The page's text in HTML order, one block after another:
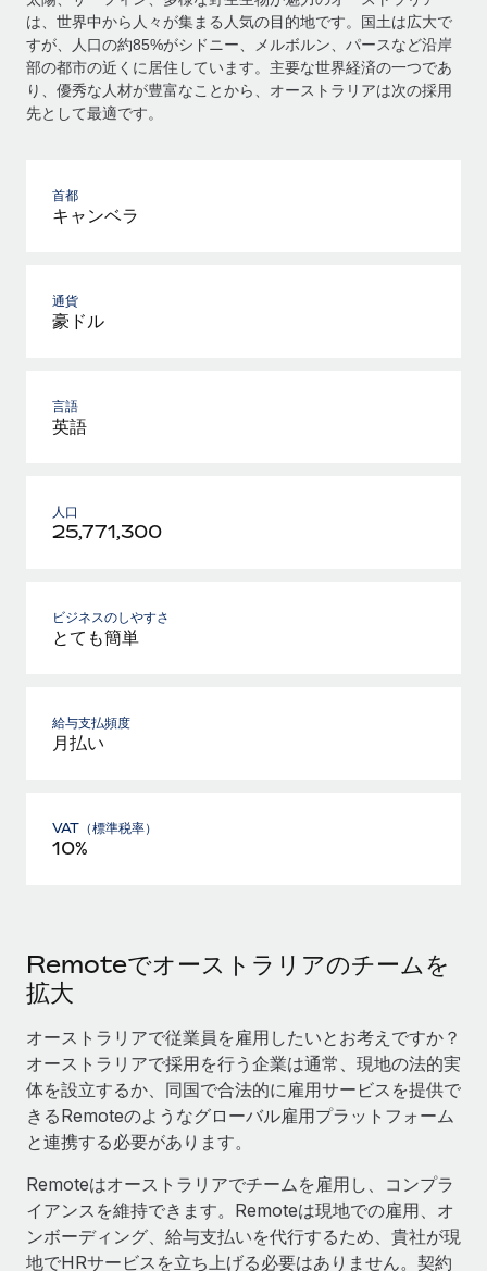
は、世界中から人々が集まる人気の目的地です。国土は広大で
すが、人口の約85%がシドニー、メルボルン、パースなど沿岸
部の都市の近くに居住しています。主要な世界経済の一つであ
り、優秀な人材が豊富なことから、オーストラリアは次の採用
先として最適です。
首都
キャンベラ
通貨
豪ドル
言語
英語
人口
25,771,300
ビジネスのしやすさ
とても簡単
給与支払頻度
月払い
VAT（標準税率）
10%
Remoteでオーストラリアのチームを
拡大
オーストラリアで従業員を雇用したいとお考えですか？
オーストラリアで採用を行う企業は通常、現地の法的実
体を設立するか、同国で合法的に雇用サービスを提供で
きるRemoteのようなグローバル雇用プラットフォーム
と連携する必要があります。
Remoteはオーストラリアでチームを雇用し、コンプラ
イアンスを維持できます。Remoteは現地での雇用、オ
ンボーディング、給与支払いを代行するため、貴社が現
地でHRサービスを立ち上げる必要はありません。契約